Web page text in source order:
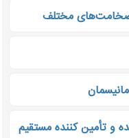
ضخامت‌های مختلف